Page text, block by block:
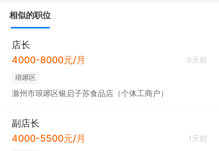
相似的职位
店长
4000-8000元/月
9天前
琅琊区
滁州市琅琊区银启子苏食品店（个体工商户）
副店长
4000-5500元/月
1天前